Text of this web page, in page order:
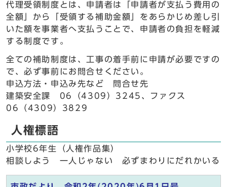
代理受領制度とは、申請者は「申請者が支払う費用の
全額」から「受領する補助金額」をあらかじめ差し引
いた額を事業者へ支払うことで、申請者の負担を軽減
する制度です。
全ての補助制度は、工事の着手前に申請が必要ですの
で、必ず事前にお問合せください。
申込方法・申込み先など 問合せ先
建築安全課 06（4309）3245、ファクス
06（4309）3829
人権標語
小学校6年生（人権作品集）
相談しよう 一人じゃない 必ずまわりにだれかいる